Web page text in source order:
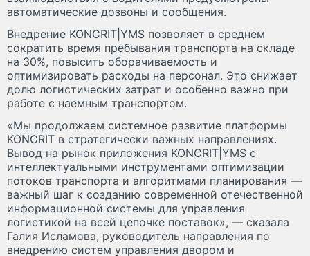
автоматические дозвоны и сообщения.
Внедрение KONCRIT|YMS позволяет в среднем
сократить время пребывания транспорта на складе
на 30%, повысить оборачиваемость и
оптимизировать расходы на персонал. Это снижает
долю логистических затрат и особенно важно при
работе с наемным транспортом.
«Мы продолжаем системное развитие платформы
KONCRIT в стратегически важных направлениях.
Вывод на рынок приложения KONCRIT|YMS с
интеллектуальными инструментами оптимизации
потоков транспорта и алгоритмами планирования —
важный шаг к созданию современной отечественной
информационной системы для управления
логистикой на всей цепочке поставок», — сказала
Галия Исламова, руководитель направления по
внедрению систем управления двором и